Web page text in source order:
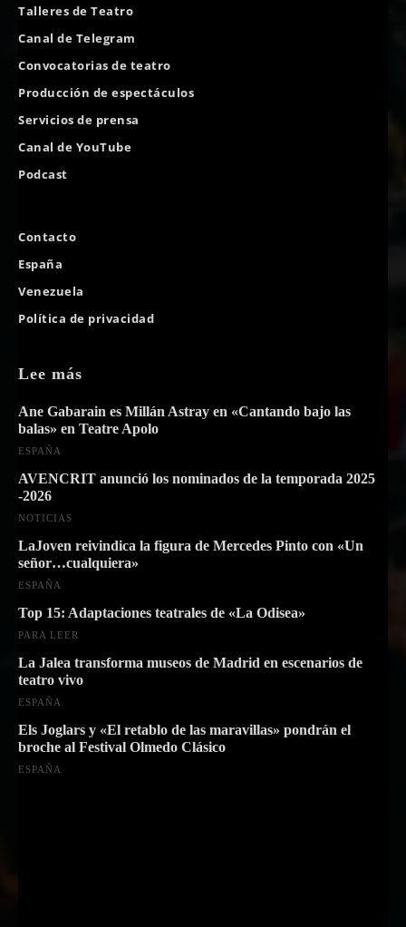
Talleres de Teatro
Canal de Telegram
Convocatorias de teatro
Producción de espectáculos
Servicios de prensa
Canal de YouTube
Podcast
Contacto
España
Venezuela
Política de privacidad
Lee más
Ane Gabarain es Millán Astray en «Cantando bajo las
balas» en Teatre Apolo
ESPAÑA
AVENCRIT anunció los nominados de la temporada 2025
-2026
NOTICIAS
LaJoven reivindica la figura de Mercedes Pinto con «Un
señor…cualquiera»
ESPAÑA
Top 15: Adaptaciones teatrales de «La Odisea»
PARA LEER
La Jalea transforma museos de Madrid en escenarios de
teatro vivo
ESPAÑA
Els Joglars y «El retablo de las maravillas» pondrán el
broche al Festival Olmedo Clásico
ESPAÑA